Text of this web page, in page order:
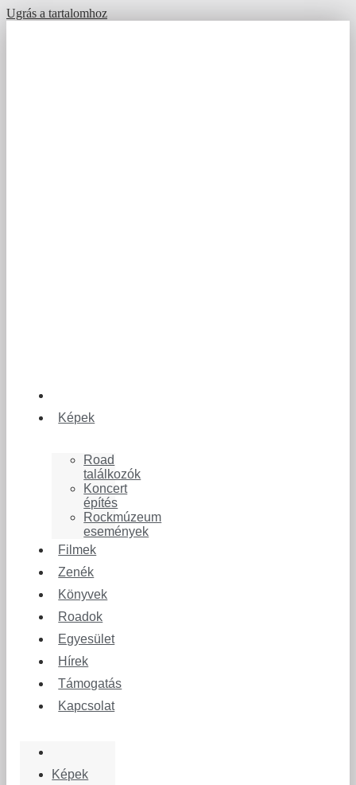
Ugrás a tartalomhoz
Képek
Road
találkozók
Koncert
építés
Rockmúzeum
események
Filmek
Zenék
Könyvek
Roadok
Egyesület
Hírek
Támogatás
Kapcsolat
Képek